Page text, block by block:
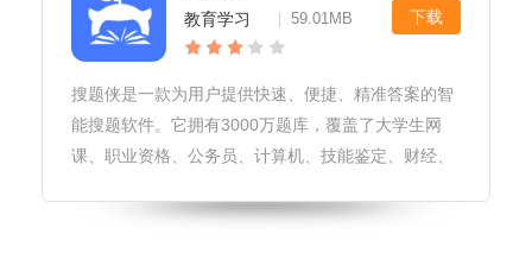
教育学习 59.01MB 下载
搜题侠是一款为用户提供快速、便捷、精准答案的智
能搜题软件。它拥有3000万题库，覆盖了大学生网
课、职业资格、公务员、计算机、技能鉴定、财经、
题，还支持文字搜题、拍照搜题和语音搜题等多种方